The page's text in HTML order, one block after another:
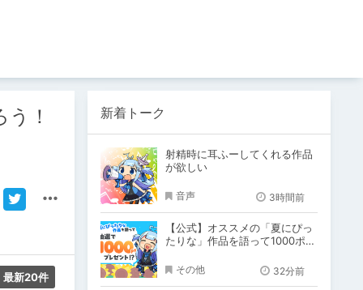
！
最新20件
新着トーク
射精時に耳ふーしてくれる作品
が欲しい
音声 3時間前
【公式】オススメの「夏にぴっ
たりな」作品を語って1000ポイ
その他 32分前